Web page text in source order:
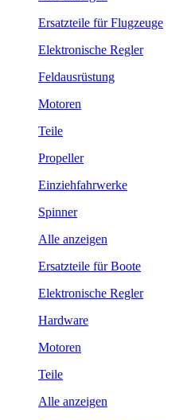
Ersatzteile für Flugzeuge
Elektronische Regler
Feldausrüstung
Motoren
Teile
Propeller
Einziehfahrwerke
Spinner
Alle anzeigen
Ersatzteile für Boote
Elektronische Regler
Hardware
Motoren
Teile
Alle anzeigen